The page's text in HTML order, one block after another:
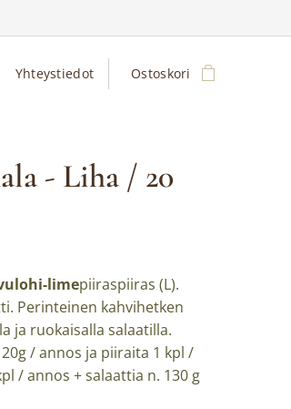
Yhteystiedot Ostoskori
- Liha / 20
limepiiraspiiras (L).
Perinteinen kahvihetken
ja ruokaisalla salaatilla.
/ annos ja piiraita 1 kpl /
/ annos + salaattia n. 130 g